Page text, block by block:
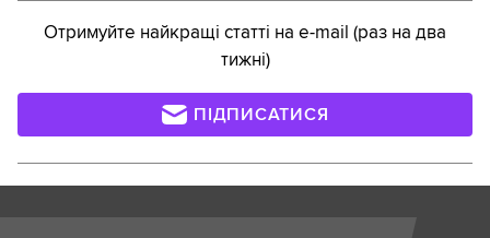
Отримуйте найкращі статті на e-mail (раз на два
тижні)
ПІДПИСАТИСЯ